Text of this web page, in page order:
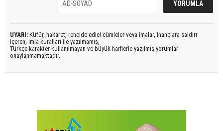
UYARI: Küfür, hakaret, rencide edici cümleler veya imalar, inançlara saldırı
içeren, imla kuralları ile yazılmamış,
Türkçe karakter kullanılmayan ve büyük harflerle yazılmış yorumlar
onaylanmamaktadır.